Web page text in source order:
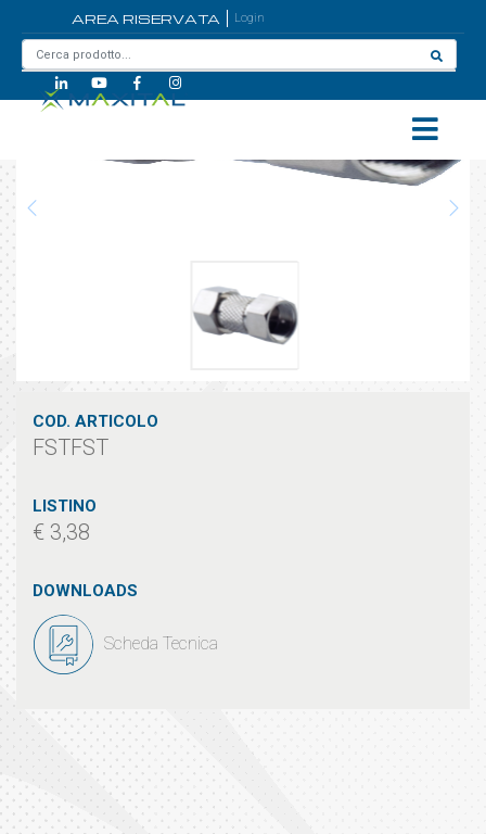
AREA RISERVATA Login
COD. ARTICOLO
FSTFST
LISTINO
€ 3,38
DOWNLOADS
Scheda Tecnica